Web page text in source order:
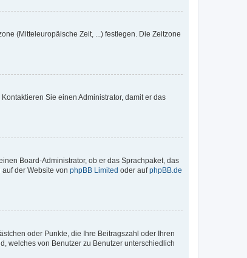
(Mitteleuropäische Zeit, ...) festlegen. Die Zeitzone
Sie einen Administrator, damit er das
Board-Administrator, ob er das Sprachpaket, das
der Website von phpBB Limited oder aufphpBB.de
oder Punkte, die Ihre Beitragszahl oder Ihren
welches von Benutzer zu Benutzer unterschiedlich